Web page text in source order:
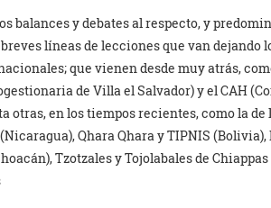
balances y debates al respecto, y
líneas de lecciones que van dejando
que vienen desde muy atrás,
de Villa el Salvador) y el CAH
otras, en los tiempos recientes, como la de
Qhara Qhara y TIPNIS (Bolivia),
Tzotzales y Tojolabales de